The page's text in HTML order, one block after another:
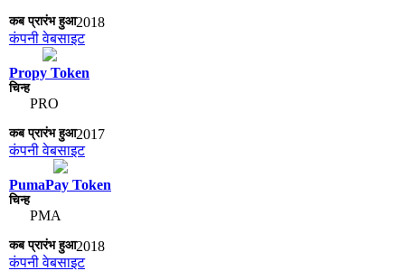
2018
कंपनी वेबसाइट
Propy Token
PRO
2017
कंपनी वेबसाइट
PumaPay Token
PMA
2018
कंपनी वेबसाइट